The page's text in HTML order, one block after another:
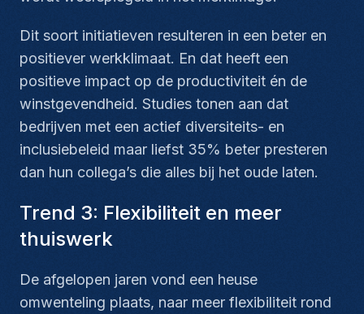
Dit soort initiatieven resulteren in een beter en
positiever werkklimaat. En dat heeft een
positieve impact op de productiviteit én de
winstgevendheid. Studies tonen aan dat
bedrijven met een actief diversiteits- en
inclusiebeleid maar liefst 35% beter presteren
dan hun collega’s die alles bij het oude laten.
Trend 3: Flexibiliteit en meer
thuiswerk
De afgelopen jaren vond een heuse
omwenteling plaats, naar meer flexibiliteit rond